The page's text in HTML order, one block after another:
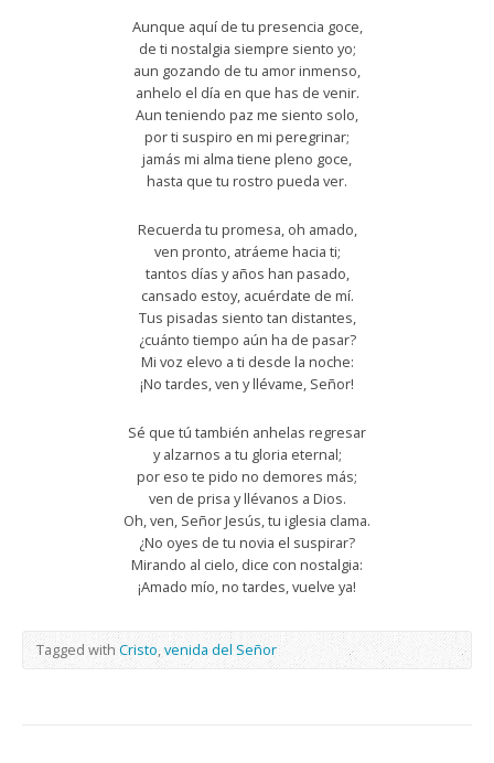
Aunque aquí de tu presencia goce,
de ti nostalgia siempre siento yo;
aun gozando de tu amor inmenso,
anhelo el día en que has de venir.
Aun teniendo paz me siento solo,
por ti suspiro en mi peregrinar;
jamás mi alma tiene pleno goce,
hasta que tu rostro pueda ver.
Recuerda tu promesa, oh amado,
ven pronto, atráeme hacia ti;
tantos días y años han pasado,
cansado estoy, acuérdate de mí.
Tus pisadas siento tan distantes,
¿cuánto tiempo aún ha de pasar?
Mi voz elevo a ti desde la noche:
¡No tardes, ven y llévame, Señor!
Sé que tú también anhelas regresar
y alzarnos a tu gloria eternal;
por eso te pido no demores más;
ven de prisa y llévanos a Dios.
Oh, ven, Señor Jesús, tu iglesia clama.
¿No oyes de tu novia el suspirar?
Mirando al cielo, dice con nostalgia:
¡Amado mío, no tardes, vuelve ya!
Tagged withCristo,venida del Señor